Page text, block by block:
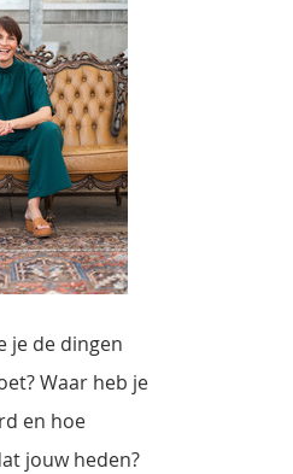
je de dingen
Waar heb je
en hoe
jouw heden?
LESSEN